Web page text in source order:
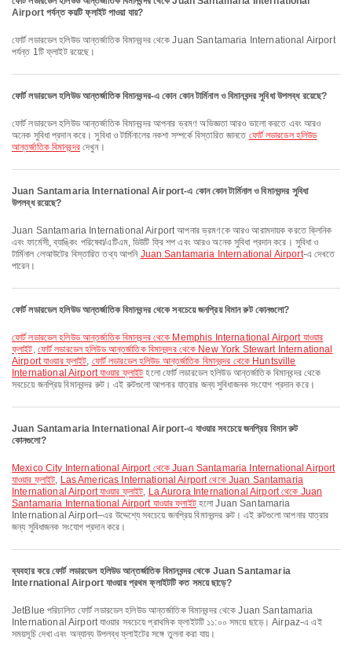
Airport পর্যন্ত কয়টি ফ্লাইট পাওয়া যায়?
ফোর্ট লডারডেল হলিউড আন্তর্জাতিক বিমানবন্দর থেকে Juan Santamaria International Airport
পর্যন্ত 1টি ফ্লাইট রয়েছে।
ফোর্ট লডারডেল হলিউড আন্তর্জাতিক বিমানবন্দর-এ কোন কোন টার্মিনাল ও বিমানবন্দর সুবিধা উপলব্ধ রয়েছে?
ফোর্ট লডারডেল হলিউড আন্তর্জাতিক বিমানবন্দর আপনার ভ্রমণ অভিজ্ঞতা আরও ভালো করতে এবং আরও
অনেক সুবিধা প্রদান করে। সুবিধা ও টার্মিনালের নকশা সম্পর্কে বিস্তারিত জানতে ফোর্ট লডারডেল হলিউড
আন্তর্জাতিক বিমানবন্দরদেখুন।
Juan Santamaria International Airport-এ কোন কোন টার্মিনাল ও বিমানবন্দর সুবিধা
উপলব্ধ রয়েছে?
Juan Santamaria International Airport আপনার ভ্রমণকে আরও আরামদায়ক করতে ক্লিনিক
এবং ফার্মেসী, ব্যাঙ্কিং পরিষেবা/এটিএম, ডিউটি ফ্রি শপ এবং আরও অনেক সুবিধা প্রদান করে। সুবিধা ও
টার্মিনাল লেআউটের বিস্তারিত তথ্য আপনি Juan Santamaria International Airport-এ দেখতে
পারেন।
ফোর্ট লডারডেল হলিউড আন্তর্জাতিক বিমানবন্দর থেকে সবচেয়ে জনপ্রিয় বিমান রুট কোনগুলো?
ফোর্ট লডারডেল হলিউড আন্তর্জাতিক বিমানবন্দর থেকে Memphis International Airport যাওয়ার
ফ্লাইট, ফোর্ট লডারডেল হলিউড আন্তর্জাতিক বিমানবন্দর থেকে New York Stewart International
Airport যাওয়ার ফ্লাইট, ফোর্ট লডারডেল হলিউড আন্তর্জাতিক বিমানবন্দর থেকে Huntsville
International Airport যাওয়ার ফ্লাইট হলো ফোর্ট লডারডেল হলিউড আন্তর্জাতিক বিমানবন্দর থেকে
সবচেয়ে জনপ্রিয় বিমানবন্দর রুট। এই রুটগুলো আপনার যাত্রার জন্য সুবিধাজনক সংযোগ প্রদান করে।
Juan Santamaria International Airport-এ যাওয়ার সবচেয়ে জনপ্রিয় বিমান রুট
কোনগুলো?
Mexico City International Airport থেকে Juan Santamaria International Airport
যাওয়ার ফ্লাইট, Las Americas International Airport থেকে Juan Santamaria
International Airport যাওয়ার ফ্লাইট, La Aurora International Airport থেকে Juan
Santamaria International Airport যাওয়ার ফ্লাইটহলো Juan Santamaria
International Airport–এর উদ্দেশ্যে সবচেয়ে জনপ্রিয় বিমানবন্দর রুট। এই রুটগুলো আপনার যাত্রার
জন্য সুবিধাজনক সংযোগ প্রদান করে।
ব্যবহার করে ফোর্ট লডারডেল হলিউড আন্তর্জাতিক বিমানবন্দর থেকে Juan Santamaria
International Airport যাওয়ার প্রথম ফ্লাইটটি কত সময়ে ছাড়ে?
JetBlue পরিচালিত ফোর্ট লডারডেল হলিউড আন্তর্জাতিক বিমানবন্দর থেকে Juan Santamaria
International Airport যাওয়ার সবচেয়ে প্রাথমিক ফ্লাইটটি ১১:০০ সময়ে ছাড়ে। Airpaz-এ এই
সময়সূচি দেখা এবং অন্যান্য উপলব্ধ ফ্লাইটের সঙ্গে তুলনা করা যায়।